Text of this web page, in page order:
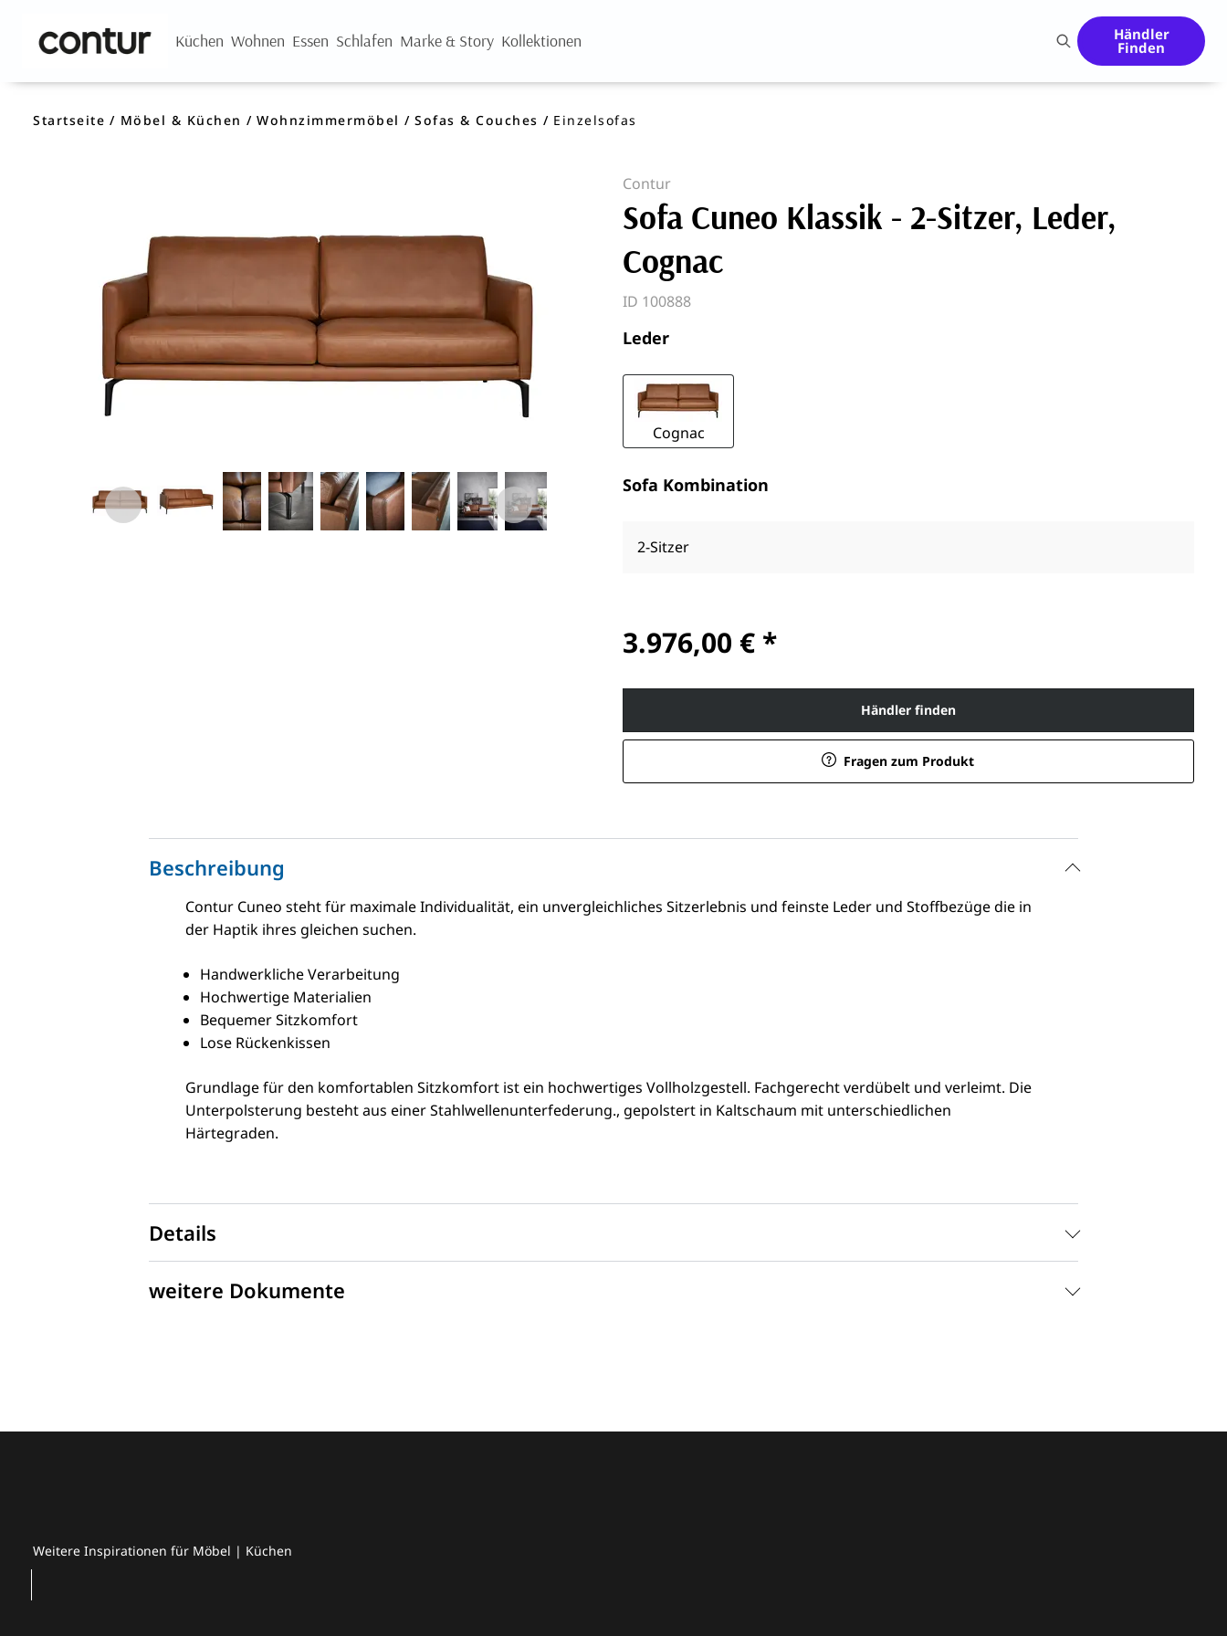
Küchen Wohnen Essen Schlafen Marke & Story Kollektionen Händler
Finden
Startseite Möbel & Küchen Wohnzimmermöbel Sofas & Couches Einzelsofas
Contur
Sofa Cuneo Klassik - 2-Sitzer, Leder,
Cognac
ID 100888
Leder
Cognac
Sofa Kombination
2-Sitzer
3.976,00 € *
Händler finden
Fragen zum Produkt
Beschreibung
Contur Cuneo steht für maximale Individualität, ein unvergleichliches Sitzerlebnis und feinste Leder und Stoffbezüge die in
der Haptik ihres gleichen suchen.
Handwerkliche Verarbeitung
Hochwertige Materialien
Bequemer Sitzkomfort
Lose Rückenkissen
Grundlage für den komfortablen Sitzkomfort ist ein hochwertiges Vollholzgestell. Fachgerecht verdübelt und verleimt. Die
Unterpolsterung besteht aus einer Stahlwellenunterfederung., gepolstert in Kaltschaum mit unterschiedlichen
Härtegraden.
Details
weitere Dokumente
Weitere Inspirationen für Möbel | Küchen